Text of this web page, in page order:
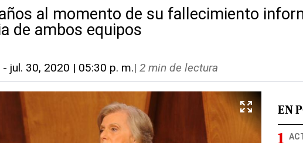
al momento de su fallecimiento
de ambos equipos
- jul. 30, 2020 | 05:30 p. m.| 2 min de lectura
EN